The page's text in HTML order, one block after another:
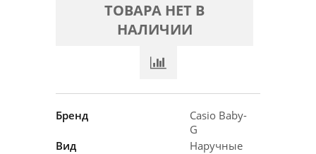
ТОВАРА НЕТ В
НАЛИЧИИ
Бренд
Casio Baby-
G
Вид
Наручные